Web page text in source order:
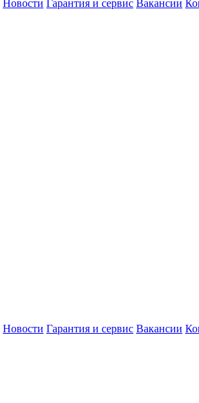
Новости Гарантия и сервис Вакансии
Новости Гарантия и сервис Вакансии